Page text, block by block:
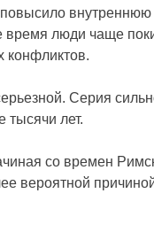
люди чаще
конфликтов.
Серия
тысячи лет.
со времен
вероятной